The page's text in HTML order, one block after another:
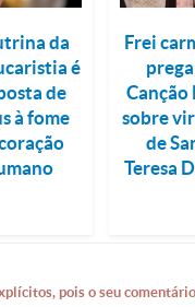
da
é
de
à fome
Frei
Canção
sobre
de
Teresa
pois o seu